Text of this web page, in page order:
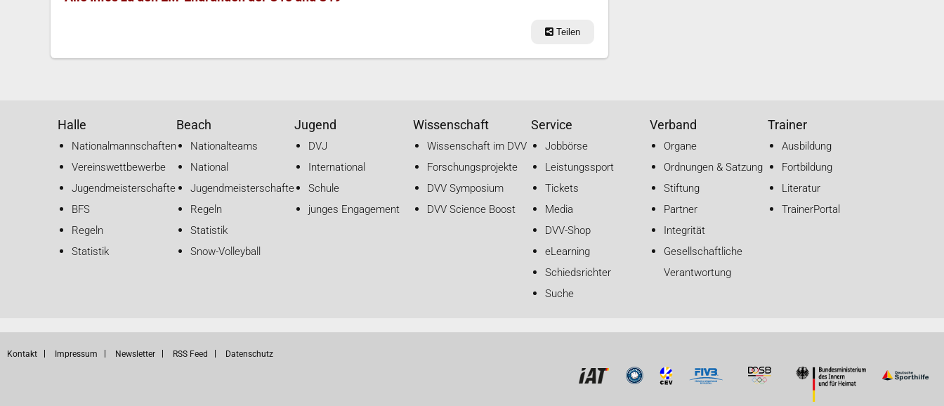
Teilen
Halle
Nationalmannschaften
Vereinswettbewerbe
Jugendmeisterschaften
BFS
Regeln
Statistik
Beach
Nationalteams
National
Jugendmeisterschaften
Regeln
Statistik
Snow-Volleyball
Jugend
DVJ
International
Schule
junges Engagement
Wissenschaft
Wissenschaft im DVV
Forschungsprojekte
DVV Symposium
DVV Science Boost
Service
Jobbörse
Leistungssport
Tickets
Media
DVV-Shop
eLearning
Schiedsrichter
Suche
Verband
Organe
Ordnungen & Satzung
Stiftung
Partner
Integrität
Gesellschaftliche
Verantwortung
Trainer
Ausbildung
Fortbildung
Literatur
TrainerPortal
Kontakt Impressum Newsletter RSS Feed Datenschutz